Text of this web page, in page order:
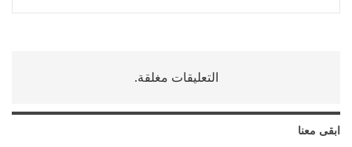
التعليقات مغلقة.
ابقى معنا